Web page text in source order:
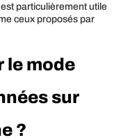
particulièrement utile
ceux proposés par
le mode
sur
?